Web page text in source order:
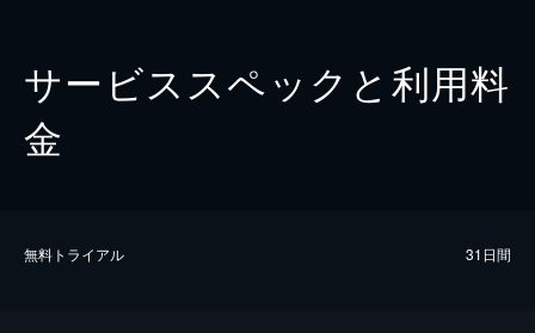
サービススペックと利用料
金
無料トライアル 31日間